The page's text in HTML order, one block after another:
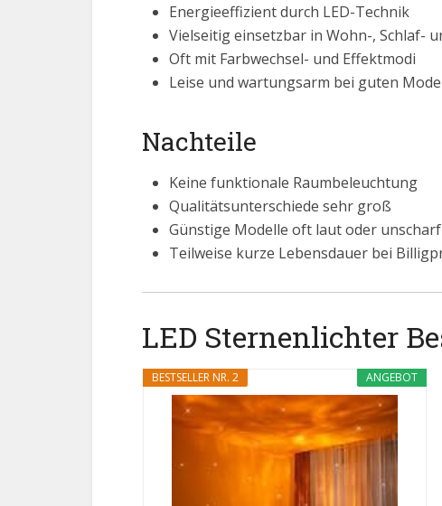
Energieeffizient durch LED-Technik
Vielseitig einsetzbar in Wohn-, Schlaf-
Oft mit Farbwechsel- und Effektmodi
Leise und wartungsarm bei guten
Nachteile
Keine funktionale Raumbeleuchtung
Qualitätsunterschiede sehr groß
Günstige Modelle oft laut oder unscharf
Teilweise kurze Lebensdauer bei
LED Sternenlichter
ANGEBOT
BESTSELLER NR. 2